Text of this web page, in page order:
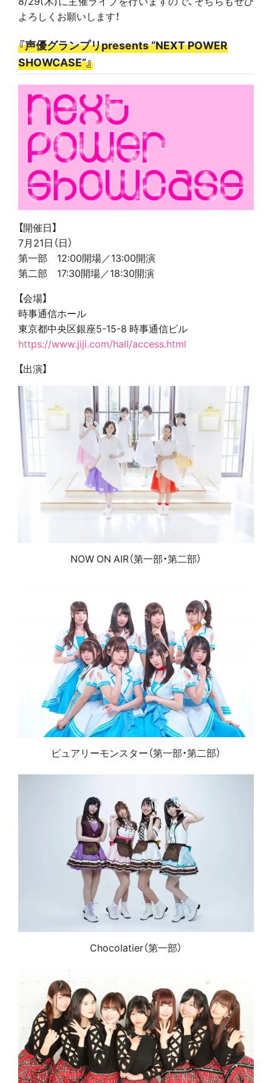
よろしくお願いします！
『声優グランプリpresents “NEXT POWER
SHOWCASE”』
【開催日】
7月21日（日）
第一部 12:00開場／13:00開演
第二部 17:30開場／18:30開演
【会場】
時事通信ホール
東京都中央区銀座5-15-8 時事通信ビル
https://www.jiji.com/hall/access.html
【出演】
NOW ON AIR（第一部・第二部）
ピュアリーモンスター（第一部・第二部）
Chocolatier（第一部）